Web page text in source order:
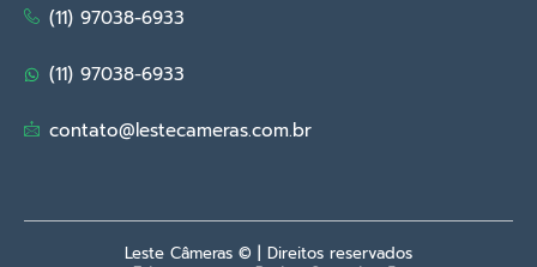
(11) 97038-6933
(11) 97038-6933
contato@lestecameras.com.br
Leste Câmeras © | Direitos reservados